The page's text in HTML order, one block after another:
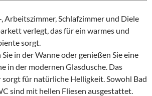
Arbeitszimmer, Schlafzimmer und Diele
verlegt, das für ein warmes und
sorgt.
in der Wanne oder genießen Sie eine
in der modernen Glasdusche. Das
sorgt für natürliche Helligkeit. Sowohl Bad
sind mit hellen Fliesen ausgestattet.